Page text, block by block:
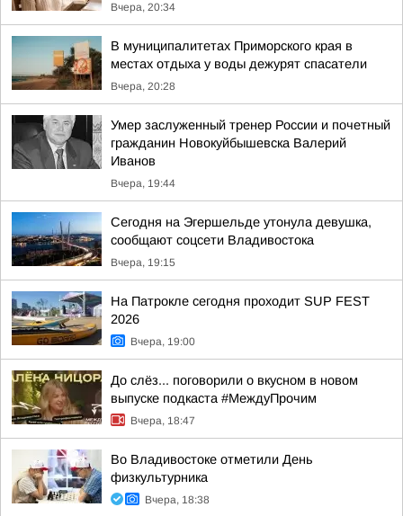
Вчера, 20:34
В муниципалитетах Приморского края в
местах отдыха у воды дежурят спасатели
Вчера, 20:28
Умер заслуженный тренер России и почетный
гражданин Новокуйбышевска Валерий
Иванов
Вчера, 19:44
Сегодня на Эгершельде утонула девушка,
сообщают соцсети Владивостока
Вчера, 19:15
На Патрокле сегодня проходит SUP FEST
2026
Вчера, 19:00
До слёз... поговорили о вкусном в новом
выпуске подкаста #МеждуПрочим
Вчера, 18:47
Во Владивостоке отметили День
физкультурника
Вчера, 18:38